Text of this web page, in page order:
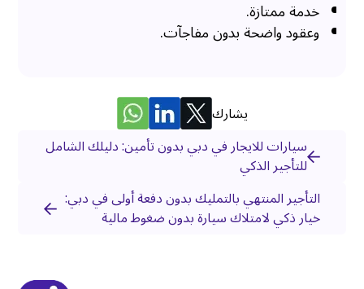
خدمة ممتازة.
وعقود واضحة بدون مفاجآت.
يشارك
سيارات للايجار في دبي بدون تأمين: دليلك الشامل
للتأجير الذكي
التأجير المنتهي بالتمليك بدون دفعة أولى في دبي:
خيار ذكي لامتلاك سيارة بدون ضغوط مالية